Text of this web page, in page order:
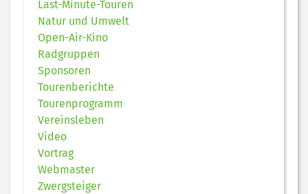
Last-Minute-Touren
Natur und Umwelt
Open-Air-Kino
Radgruppen
Sponsoren
Tourenberichte
Tourenprogramm
Vereinsleben
Video
Vortrag
Webmaster
Zwergsteiger